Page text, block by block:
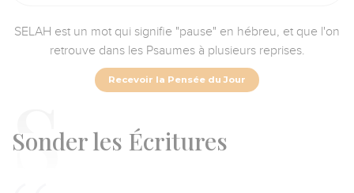
SELAH est un mot qui signifie "pause" en hébreu, et que l'on
retrouve dans les Psaumes à plusieurs reprises.
Recevoir la Pensée du Jour
Sonder les Écritures